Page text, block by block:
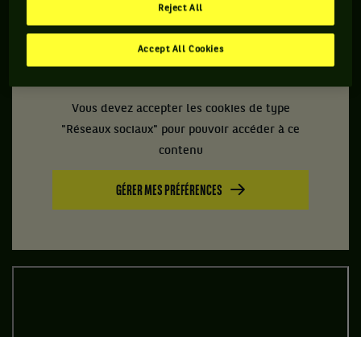
Vous devez accepter les cookies de type
"Réseaux sociaux" pour pouvoir accéder à ce
contenu
GÉRER MES PRÉFÉRENCES
Reject All
Accept All Cookies